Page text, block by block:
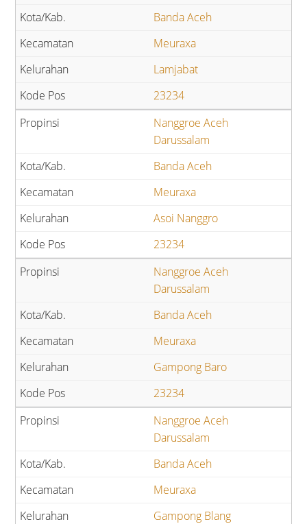
Banda Aceh
Meuraxa
Lamjabat
23234
Nanggroe Aceh
Darussalam
Banda Aceh
Meuraxa
Asoi Nanggro
23234
Nanggroe Aceh
Darussalam
Banda Aceh
Meuraxa
Gampong Baro
23234
Nanggroe Aceh
Darussalam
Banda Aceh
Meuraxa
Gampong Blang